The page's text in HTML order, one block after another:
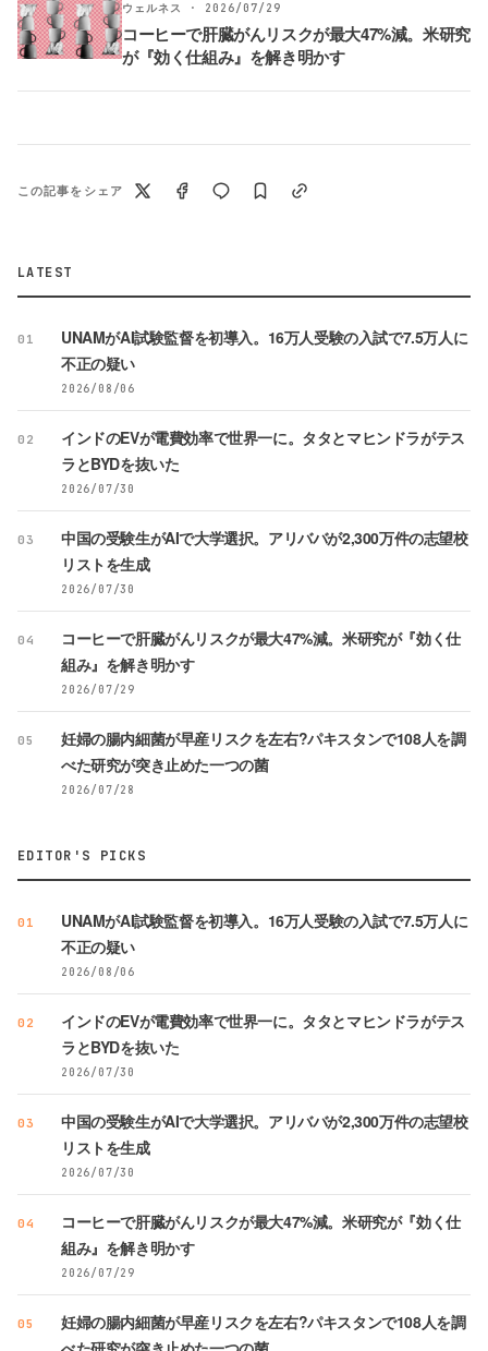
ウェルネス · 2026/07/29
コーヒーで肝臓がんリスクが最大47%減。米研究
が『効く仕組み』を解き明かす
この記事をシェア
LATEST
01
UNAMがAI試験監督を初導入。16万人受験の入試で7.5万人に
不正の疑い
2026/08/06
02
インドのEVが電費効率で世界一に。タタとマヒンドラがテス
ラとBYDを抜いた
2026/07/30
03
中国の受験生がAIで大学選択。アリババが2,300万件の志望校
リストを生成
2026/07/30
04
コーヒーで肝臓がんリスクが最大47%減。米研究が『効く仕
組み』を解き明かす
2026/07/29
05
妊婦の腸内細菌が早産リスクを左右?パキスタンで108人を調
べた研究が突き止めた一つの菌
2026/07/28
EDITOR'S PICKS
01
UNAMがAI試験監督を初導入。16万人受験の入試で7.5万人に
不正の疑い
2026/08/06
02
インドのEVが電費効率で世界一に。タタとマヒンドラがテス
ラとBYDを抜いた
2026/07/30
03
中国の受験生がAIで大学選択。アリババが2,300万件の志望校
リストを生成
2026/07/30
04
コーヒーで肝臓がんリスクが最大47%減。米研究が『効く仕
組み』を解き明かす
2026/07/29
05
妊婦の腸内細菌が早産リスクを左右?パキスタンで108人を調